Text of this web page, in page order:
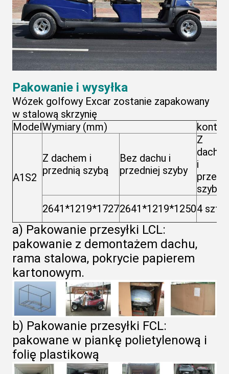
Pakowanie i wysyłka
Wózek golfowy Excar zostanie zapakowany
w stalową skrzynię
ModelWymiary (mm)
A1S2
Z dachem i
przednią szybą
Bez dachu i
przedniej szyby
Z
i
szybą
2641*1219*17272641*1219*12504
a) Pakowanie przesyłki LCL:
pakowanie z demontażem dachu,
rama stalowa, pokrycie papierem
kartonowym.
b) Pakowanie przesyłki FCL:
pakowane w piankę polietylenową i
folię plastikową